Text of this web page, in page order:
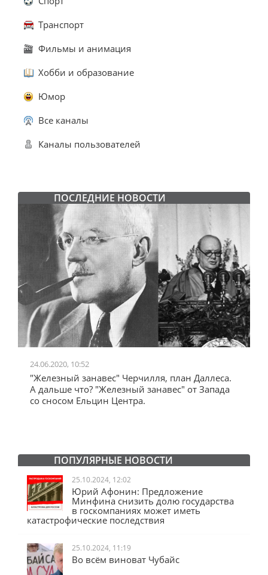
Транспорт
Фильмы и анимация
Хобби и образование
Юмор
Все каналы
Каналы пользователей
ПОСЛЕДНИЕ НОВОСТИ
24.06.2020, 10:52
"Железный занавес" Черчилля, план Даллеса.
А дальше что? "Железный занавес" от Запада
со сносом Ельцин Центра.
ПОПУЛЯРНЫЕ НОВОСТИ
25.10.2024, 12:02
Юрий Афонин: Предложение
Минфина снизить долю государства
в госкомпаниях может иметь
катастрофические последствия
25.10.2024, 11:19
Во всём виноват Чубайс